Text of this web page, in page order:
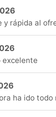
y rápida al
excelente
ha ido todo